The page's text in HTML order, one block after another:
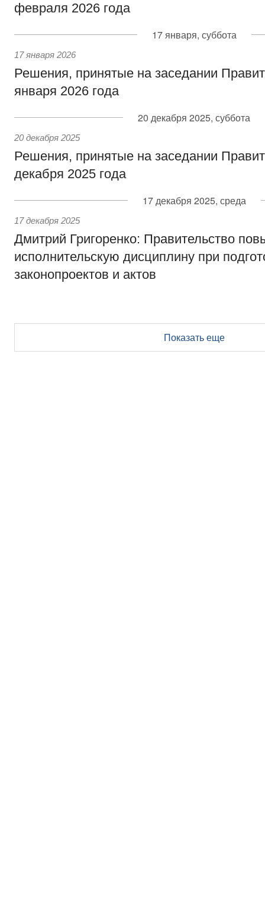
февраля 2026 года
17 января, суббота
17 января 2026
Решения, принятые на заседании
января 2026 года
20 декабря 2025, суббота
20 декабря 2025
Решения, принятые на заседании
декабря 2025 года
17 декабря 2025, среда
17 декабря 2025
Дмитрий Григоренко: Правительство
исполнительскую дисциплину при
законопроектов и актов
Показать еще